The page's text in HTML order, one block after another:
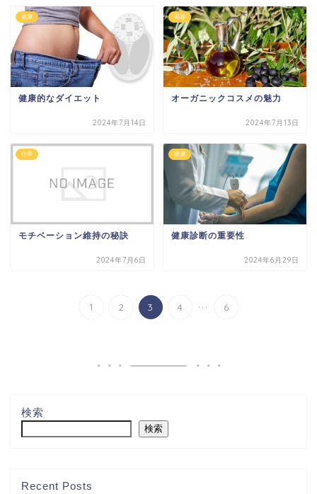
健康
健康的なダイエット
2024年7月14日
美容
オーガニックコスメの魅力
2024年7月13日
仕事
モチベーション維持の秘訣
2024年7月6日
健康
健康診断の重要性
2024年6月29日
1 2 3 4 ... 6
検索
検索
Recent Posts